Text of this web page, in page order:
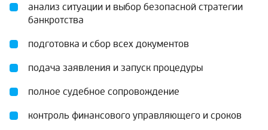
анализ ситуации и выбор безопасной стратегии
банкротства
подготовка и сбор всех документов
подача заявления и запуск процедуры
полное судебное сопровождение
контроль финансового управляющего и сроков